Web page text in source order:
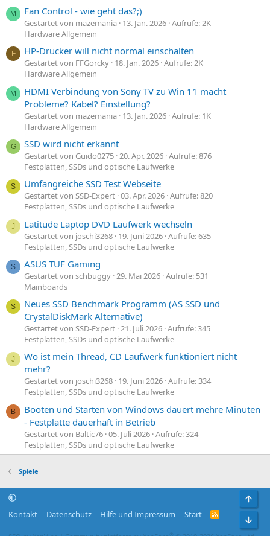
M Fan Control - wie geht das?;)
Gestartet von mazemania 13. Jan. 2026 Aufrufe: 2K
Hardware Allgemein
F HP-Drucker will nicht normal einschalten
Gestartet von FFGorcky 18. Jan. 2026 Aufrufe: 2K
Hardware Allgemein
M
HDMI Verbindung von Sony TV zu Win 11 macht
Probleme? Kabel? Einstellung?
Gestartet von mazemania 13. Jan. 2026 Aufrufe: 1K
Hardware Allgemein
G SSD wird nicht erkannt
Gestartet von Guido0275 20. Apr. 2026 Aufrufe: 876
Festplatten, SSDs und optische Laufwerke
S Umfangreiche SSD Test Webseite
Gestartet von SSD-Expert 03. Apr. 2026 Aufrufe: 820
Festplatten, SSDs und optische Laufwerke
J Latitude Laptop DVD Laufwerk wechseln
Gestartet von joschi3268 19. Juni 2026 Aufrufe: 635
Festplatten, SSDs und optische Laufwerke
S ASUS TUF Gaming
Gestartet von schbuggy 29. Mai 2026 Aufrufe: 531
Mainboards
S
Neues SSD Benchmark Programm (AS SSD und
CrystalDiskMark Alternative)
Gestartet von SSD-Expert 21. Juli 2026 Aufrufe: 345
Festplatten, SSDs und optische Laufwerke
J
Wo ist mein Thread, CD Laufwerk funktioniert nicht
mehr?
Gestartet von joschi3268 19. Juni 2026 Aufrufe: 334
Festplatten, SSDs und optische Laufwerke
B
Booten und Starten von Windows dauert mehre Minuten
- Festplatte dauerhaft in Betrieb
Gestartet von Baltic76 05. Juli 2026 Aufrufe: 324
Festplatten, SSDs und optische Laufwerke
Spiele
Kontakt Datenschutz Hilfe und Impressum Start
R
®